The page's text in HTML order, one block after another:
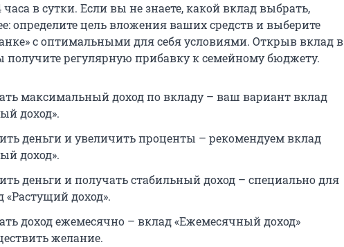
часа в сутки. Если вы не знаете, какой вклад выбрать,
определите цель вложения ваших средств и выберите
с оптимальными для себя условиями. Открыв вклад в
получите регулярную прибавку к семейному бюджету.
максимальный доход по вкладу – ваш вариант вклад
доход».
деньги и увеличить проценты – рекомендуем вклад
доход».
деньги и получать стабильный доход – специально для
«Растущий доход».
доход ежемесячно – вклад «Ежемесячный доход»
желание.